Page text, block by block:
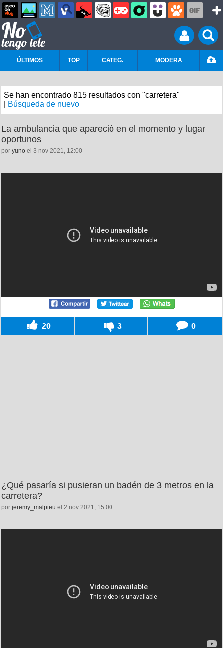
ÚLTIMOS TOP CATEG. MODERA
Se han encontrado 815 resultados con "carretera"
Búsqueda de nuevo
La ambulancia que apareció en el momento y lugar
oportunos
por yuno el 3 nov 2021, 12:00
20 3 0
¿Qué pasaría si pusieran un badén de 3 metros en la
carretera?
por jeremy_malpieu el 2 nov 2021, 15:00